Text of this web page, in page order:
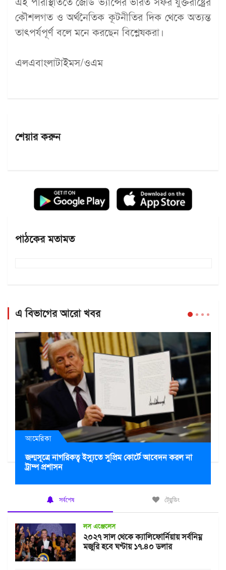
কৌশলগত ও অর্থনৈতিক কূটনীতির দিক থেকে অত্যন্ত
তাৎপর্যপূর্ণ বলে মনে করছেন বিশ্লেষকরা।
এলএবাংলাটাইমস/ওএম
শেয়ার করুন
পাঠকের মতামত
এ বিভাগের আরো খবর
আমেরিকা
জন্মসূত্রে নাগরিকত্ব ইস্যুতে সুপ্রিম কোর্টে আবেদন করল না
ট্রাম্প প্রশাসন
সর্বশেষ ট্রেন্ডিং
লস এঞ্জেলেস
২০২৭ সাল থেকে ক্যালিফোর্নিয়ায় সর্বনিম্ন
মজুরি হবে ঘণ্টায় ১৭.৪০ ডলার